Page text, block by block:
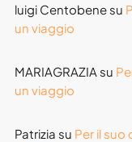
luigi Centobenesu
un viaggio
MARIAGRAZIA su
un viaggio
Patrizia su Per il suo